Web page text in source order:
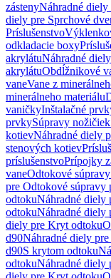
zástenyNáhradné diely
diely pre Sprchové
Príslušenstvo
odkladacie boxy
akrylátuNáhradné
akrylátuObdĺžnikové
vaneVane z
minerálneho materiálu
vaničkyInštalačné
prvkySúpravy
kotievNáhradné diely
stenových kotiev
príslušenstvoPrípojky
vaneOdtokové
pre Odtokové súpravy
odtokuNáhradné diely
odtokuNáhradné diely
diely pre Kryt odtoku
d90Náhradné diely
d90S krytom odtoku
odtokuNáhradné diely